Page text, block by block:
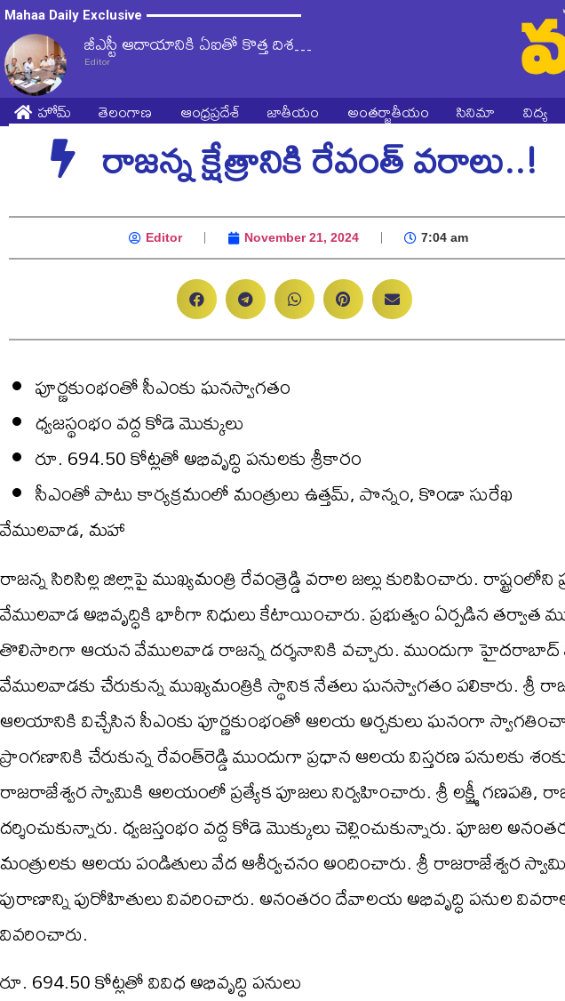
Mahaa Daily Exclusive
జీఎస్టీ ఆదాయానికి ఏఐతో కొత్త దిశ…
Editor
హోమ్ తెలంగాణ ఆంధ్రప్రదేశ్ జాతీయం అంతర్జాతీయం సినిమా విద్య
రాజన్న క్షేత్రానికి రేవంత్ వరాలు..!
Editor November 21, 2024 7:04 am
పూర్ణకుంభంతో సీఎంకు ఘనస్వాగతం
ధ్వజస్థంభం వద్ద కోడె మొక్కులు
రూ. 694.50 కోట్లతో అభివృద్ధి పనులకు శ్రీకారం
సీఎంతో పాటు కార్యక్రమంలో మంత్రులు ఉత్తమ్, పొన్నం, కొండా సురేఖ
వేములవాడ, మహా
రాజన్న సిరిసిల్ల జిల్లాపై ముఖ్యమంత్రి రేవంత్రెడ్డి వరాల జల్లు కురిపించారు. రాష్ట్రంలోని
వేములవాడ అభివృద్ధికి భారీగా నిధులు కేటాయించారు. ప్రభుత్వం ఏర్పడిన
తొలిసారిగా ఆయన వేములవాడ రాజన్న దర్శనానికి వచ్చారు. ముందుగా హైదరాబాద్‌
వేములవాడకు చేరుకున్న ముఖ్యమంత్రికి స్థానిక నేతలు ఘనస్వాగతం పలికారు. శ్రీ
ఆలయానికి విచ్చేసిన సీఎంకు పూర్ణకుంభంతో ఆలయ అర్చకులు ఘనంగా
ప్రాంగణానికి చేరుకున్న రేవంత్‌రెడ్డి ముందుగా ప్రధాన ఆలయ విస్తరణ పనులకు
రాజరాజేశ్వర స్వామికి ఆలయంలో ప్రత్యేక పూజలు నిర్వహించారు. శ్రీ లక్ష్మీ గణపతి,
దర్శించుకున్నారు. ధ్వజస్తంభం వద్ద కోడె మొక్కులు చెల్లించుకున్నారు. పూజల
మంత్రులకు ఆలయ పండితులు వేద ఆశీర్వచనం అందించారు. శ్రీ రాజరాజేశ్వర
పురాణాన్ని పురోహితులు వివరించారు. అనంతరం దేవాలయ అభివృద్ధి పనుల
వివరించారు.
రూ. 694.50 కోట్లతో వివిధ అభివృద్ధి పనులు